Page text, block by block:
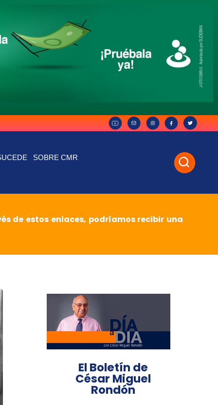
SOBRE CMR
de estos enlaces, podríamos recibir una
El Boletín de
César Miguel
Rondón